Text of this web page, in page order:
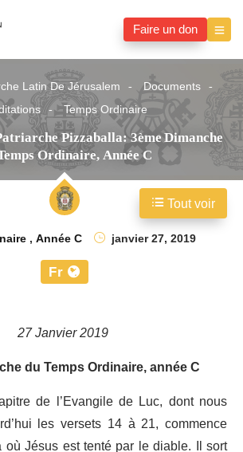
Faire un don
Latin De Jérusalem
Documents
Temps Ordinaire
Pizzaballa: 3ème Dimanche
Ordinaire, Année C
,Année C janvier 27, 2019
Fr
27 Janvier 2019
du Temps Ordinaire, année C
de l’Evangile de Luc, dont nous
les versets 14 à 21, commence
Jésus est tenté par le diable. Il sort
Tout voir